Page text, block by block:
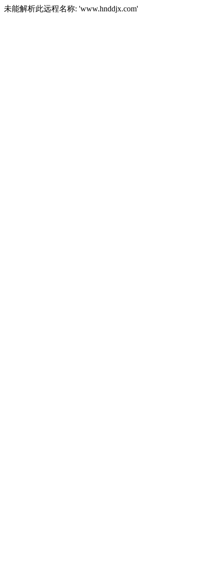
未能解析此远程名称: 'www.hnddjx.com'